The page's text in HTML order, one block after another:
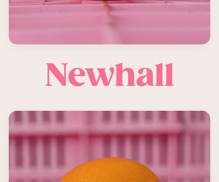
Newhall